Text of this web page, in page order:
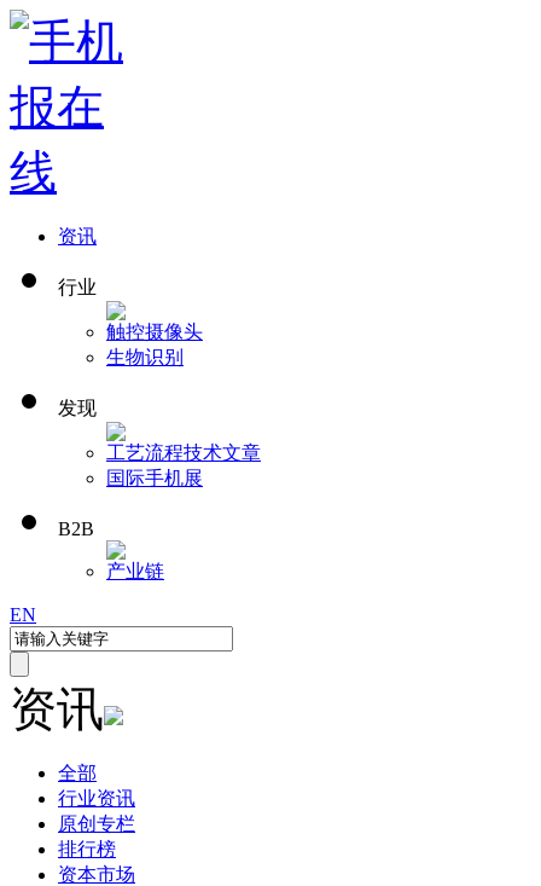
资讯
行业
触控摄像头
生物识别
发现
工艺流程技术文章
国际手机展
B2B
产业链
EN
资讯
全部
行业资讯
原创专栏
排行榜
资本市场